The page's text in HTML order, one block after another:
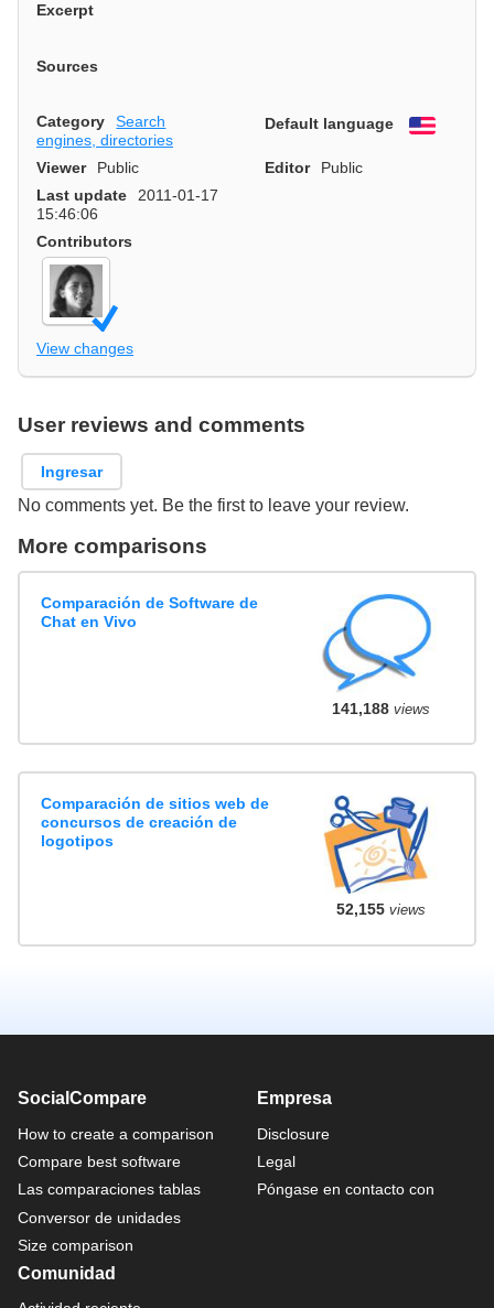
Excerpt
Sources
Category
Search
engines, directories
Default language English
Viewer Public Editor
Public
Last update
2011-01-17
15:46:06
Contributors
View changes
User reviews and comments
Ingresar
No comments yet. Be the first to leave your review.
More comparisons
Comparación de Software de
Chat en Vivo
141,188views
Comparación de sitios web de
concursos de creación de
logotipos
52,155views
SocialCompare
How to create a comparison
Compare best software
Las comparaciones tablas
Conversor de unidades
Size comparison
Empresa
Disclosure
Legal
Póngase en contacto con
Comunidad